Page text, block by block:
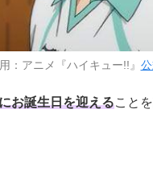
用：アニメ『ハイキュー!!』
お誕生日を迎えること